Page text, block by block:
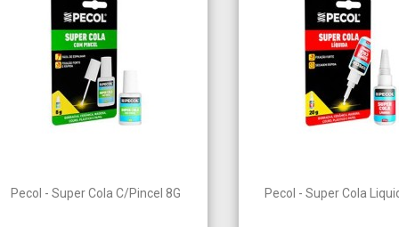
Vista rápida
Pecol - Super Cola C/Pincel 8G Vista rápida
Pecol - Super Cola